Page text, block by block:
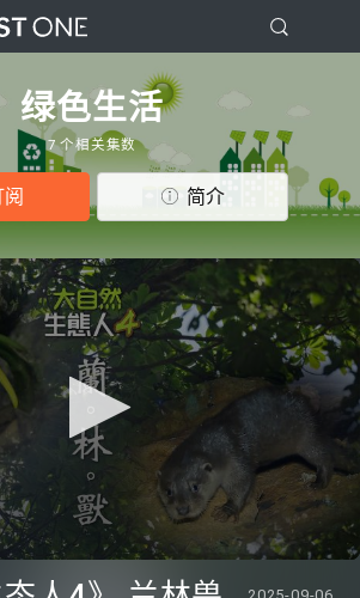
绿色生活
7 个相关集数
简介